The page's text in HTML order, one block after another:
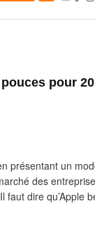
pour
présentant un
des
faut dire qu’Apple